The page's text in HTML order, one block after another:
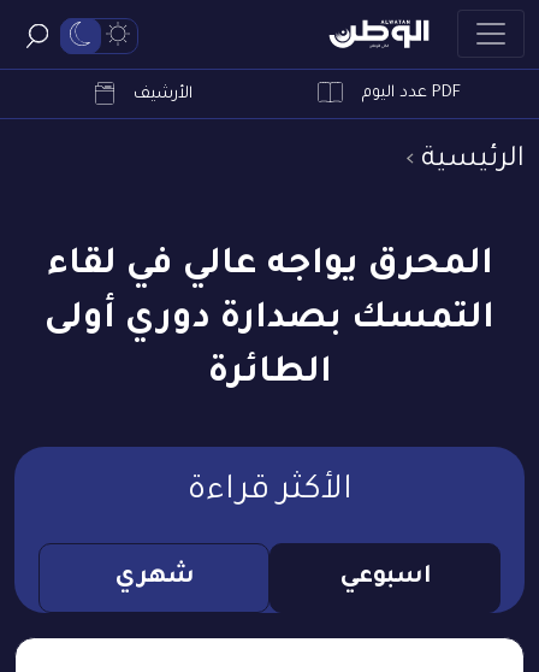
PDF عدد اليوم الأرشيف
الرئيسية
المحرق يواجه عالي في لقاء
التمسك بصدارة دوري أولى
الطائرة
الأكثر قراءة
اسبوعي شهري